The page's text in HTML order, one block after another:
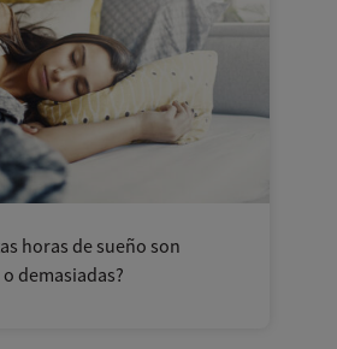
horas de sueño son
demasiadas?